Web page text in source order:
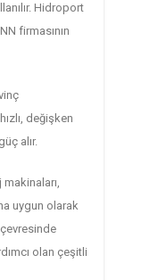
Hidroport
firmasının
değişken
alır.
uygun olarak
olan çeşitli